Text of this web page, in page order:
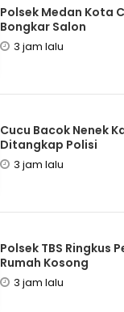
Polsek Medan Kota
Bongkar Salon
3 jam lalu
Cucu Bacok Nenek
Ditangkap Polisi
3 jam lalu
Polsek TBS Ringkus
Rumah Kosong
3 jam lalu